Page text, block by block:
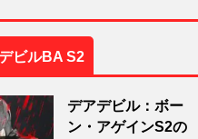
ビルBA S2
デアデビル：ボー
ン・アゲインS2の